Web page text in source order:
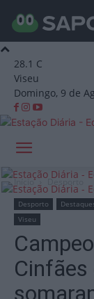
28.1 C
Viseu
Domingo, 9 de
Início Desporto
Desporto
Viseu